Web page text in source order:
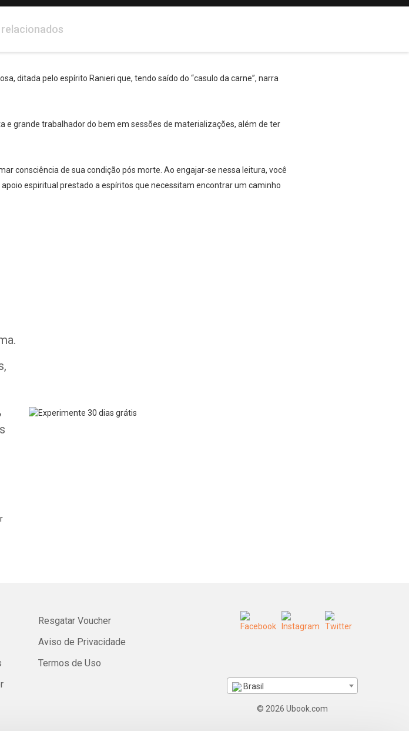
ditada pelo espírito Ranieri que, tendo saído do “casulo da carne”, narra
grande trabalhador do bem em sessões de materializações, além de ter
consciência de sua condição pós morte. Ao engajar-se nessa leitura, você
espiritual prestado a espíritos que necessitam encontrar um caminho
Resgatar Voucher
Aviso de Privacidade
Termos de Uso
Brasil
© 2026 Ubook.com